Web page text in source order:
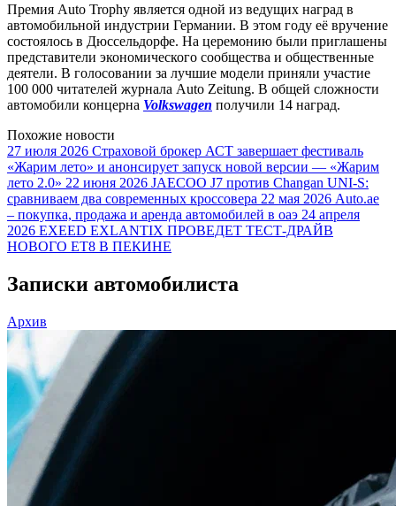
Премия Auto Trophy является одной из ведущих наград в
автомобильной индустрии Германии. В этом году её вручение
состоялось в Дюссельдорфе. На церемонию были приглашены
представители экономического сообщества и общественные
деятели. В голосовании за лучшие модели приняли участие
100 000 читателей журнала Auto Zeitung. В общей сложности
автомобили концерна Volkswagen получили 14 наград.
Похожие новости
27 июля 2026 Страховой брокер АСТ завершает фестиваль
«Жарим лето» и анонсирует запуск новой версии — «Жарим
лето 2.0» 22 июня 2026 JAECOO J7 против Changan UNI-S:
сравниваем два современных кроссовера 22 мая 2026 Auto.ae
– покупка, продажа и аренда автомобилей в оаэ 24 апреля
2026 EXEED EXLANTIX ПРОВЕДЕТ ТЕСТ-ДРАЙВ
НОВОГО ET8 В ПЕКИНЕ
Записки автомобилиста
Архив